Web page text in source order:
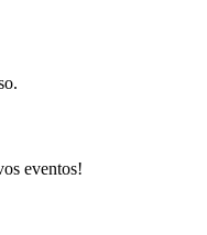
eventos!